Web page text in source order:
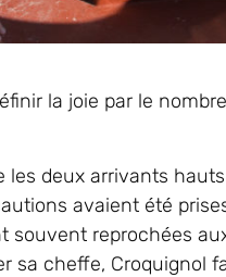
la joie par le
deux arrivants
avaient été
reprochées
sa cheffe,